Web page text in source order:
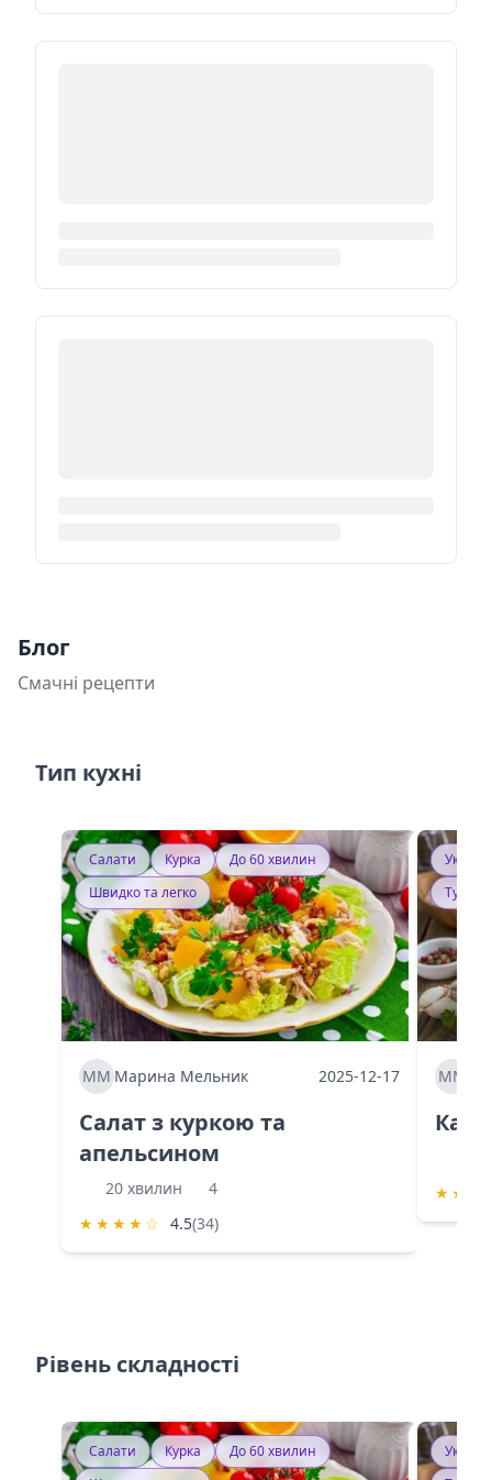
Блог
Смачні рецепти
Тип кухні
Салати Курка
До 60 хвилин
Швидко та легко
ММ Марина Мельник 2025-12-17
Салат з куркою та
апельсином
20 хвилин
4
★ ★ ★ ★ ☆ 4.5(34)
ММ
★ ★
Рівень складності
Салати Курка
До 60 хвилин